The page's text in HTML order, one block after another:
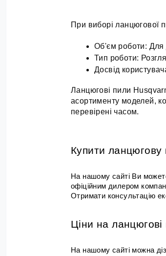
При виборі ланцюгової
Об'єм роботи: Для
Тип роботи:
Досвід
Ланцюгові пили
асортименту моделей,
перевірені часом.
Купити ланцюгову
На нашому сайті Ви
офіційним дилером
Отримати консультацію
Ціни на
На нашому сайті можна